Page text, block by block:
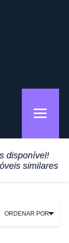
disponível!
similares
ORDENAR POR: